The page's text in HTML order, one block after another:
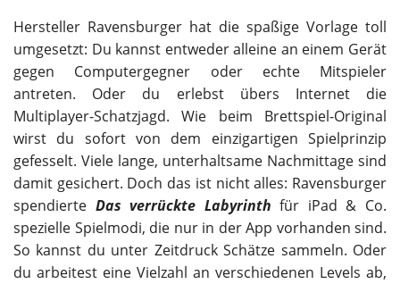
Hersteller Ravensburger hat die spaßige Vorlage toll
umgesetzt: Du kannst entweder alleine an einem Gerät
gegen Computergegner oder echte Mitspieler
antreten. Oder du erlebst übers Internet die
Multiplayer-Schatzjagd. Wie beim Brettspiel-Original
wirst du sofort von dem einzigartigen Spielprinzip
gefesselt. Viele lange, unterhaltsame Nachmittage sind
damit gesichert. Doch das ist nicht alles: Ravensburger
spendierte Das verrückte Labyrinth für iPad & Co.
spezielle Spielmodi, die nur in der App vorhanden sind.
So kannst du unter Zeitdruck Schätze sammeln. Oder
du arbeitest eine Vielzahl an verschiedenen Levels ab,